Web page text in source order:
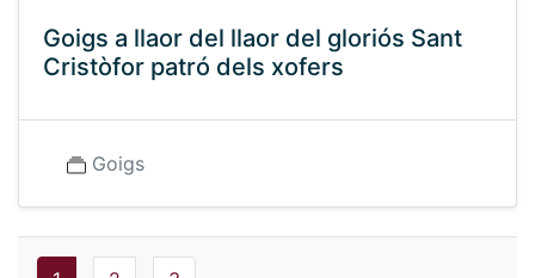
Goigs a llaor del llaor del gloriós Sant
Cristòfor patró dels xofers
Goigs